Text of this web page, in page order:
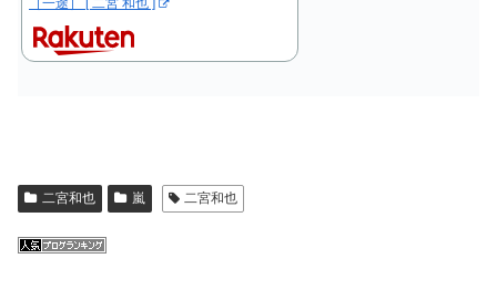
［一途］ [ 二宮 和也 ]
二宮和也 嵐 二宮和也